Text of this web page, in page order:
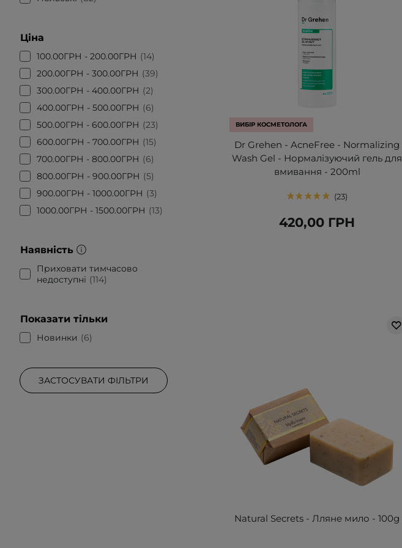
Ціна
100.00ГРН - 200.00ГРН
14
200.00ГРН - 300.00ГРН
39
300.00ГРН - 400.00ГРН
2
400.00ГРН - 500.00ГРН
6
500.00ГРН - 600.00ГРН
23
600.00ГРН - 700.00ГРН
15
700.00ГРН - 800.00ГРН
6
800.00ГРН - 900.00ГРН
5
900.00ГРН - 1000.00ГРН
3
1000.00ГРН - 1500.00ГРН
13
Наявність
Приховати тимчасово
недоступні
114
Показати тільки
Новинки 6
ЗАСТОСУВАТИ ФІЛЬТРИ
ВИБІР КОСМЕТОЛОГА
Dr Grehen - AcneFree - Normalizing
Wash Gel - Нормалізуючий гель для
вмивання - 200ml
23
420,00 ГРН
Natural Secrets - Лляне мило - 100g